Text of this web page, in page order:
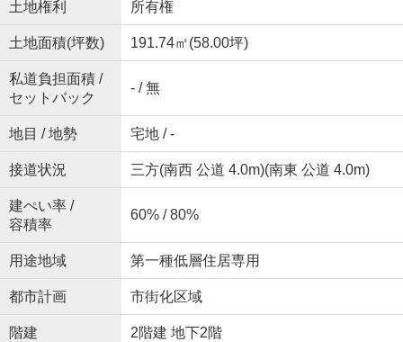
土地権利 所有権
土地面積(坪数) 191.74㎡(58.00坪)
私道負担面積 /
セットバック
- / 無
地目 / 地勢 宅地 / -
接道状況 三方(南西 公道 4.0m)(南東 公道 4.0m)
建ぺい率 /
容積率
60% / 80%
用途地域 第一種低層住居専用
都市計画 市街化区域
階建 2階建 地下2階